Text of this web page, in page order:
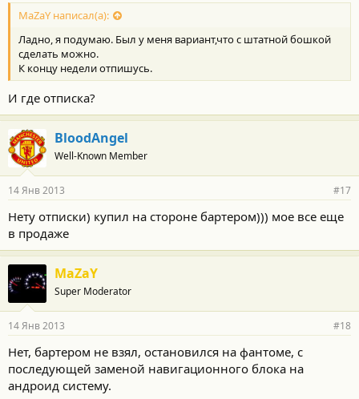
MaZaY написал(а):
Ладно, я подумаю. Был у меня вариант,что с штатной бошкой
сделать можно.
К концу недели отпишусь.
И где отписка?
BloodAngel
Well-Known Member
14 Янв 2013 #17
Нету отписки) купил на стороне бартером))) мое все еще
в продаже
MaZaY
Super Moderator
14 Янв 2013 #18
Нет, бартером не взял, остановился на фантоме, с
последующей заменой навигационного блока на
андроид систему.